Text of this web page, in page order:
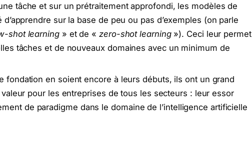
tâche et sur un prétraitement approfondi, les modèles de
sur la base de peu ou pas d’exemples (on parle
shot learning» et de «zero-shot learning»). Ceci leur permet
tâches et de nouveaux domaines avec un minimum de
fondation en soient encore à leurs débuts, ils ont un grand
pour les entreprises de tous les secteurs : leur essor
de paradigme dans le domaine de l’intelligence artificielle